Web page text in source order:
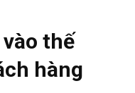
thế
hàng